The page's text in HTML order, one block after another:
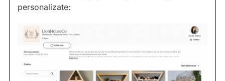
personalizate: